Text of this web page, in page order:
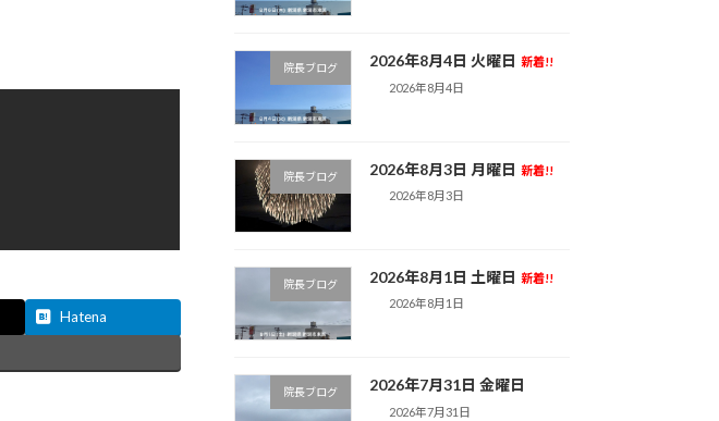
Hatena
院長ブログ 2026年8月4日 火曜日 新着!!
2026年8月4日
院長ブログ 2026年8月3日 月曜日 新着!!
2026年8月3日
院長ブログ 2026年8月1日 土曜日 新着!!
2026年8月1日
院長ブログ 2026年7月31日 金曜日
2026年7月31日